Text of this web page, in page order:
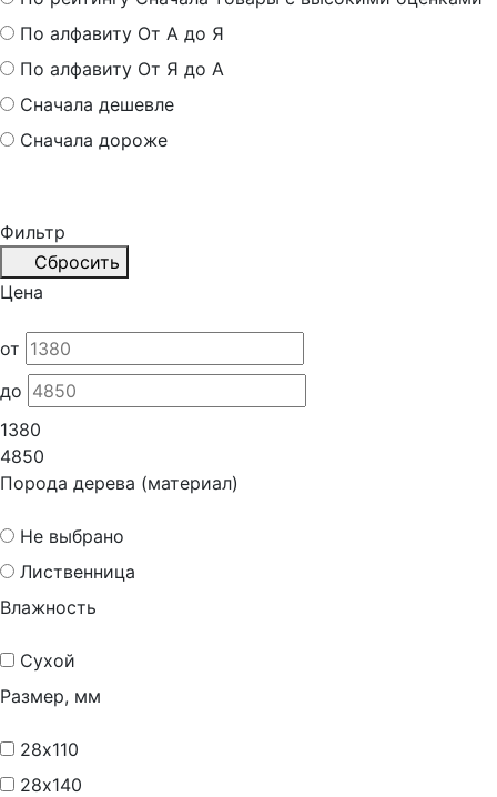
По алфавиту От А до Я
По алфавиту От Я до А
Сначала дешевле
Сначала дороже
Фильтр
Сбросить
Цена
от
до
1380
4850
Порода дерева (материал)
Не выбрано
Лиственница
Влажность
Сухой
Размер, мм
28х110
28х140